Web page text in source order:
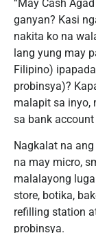
“May Cash
ganyan? Kasi
nakita ko na
lang yung may
Filipino)
probinsya)?
malapit sa inyo,
sa bank account
Nagkalat na
na may micro,
malalayong
store, botika,
refilling station
probinsya.